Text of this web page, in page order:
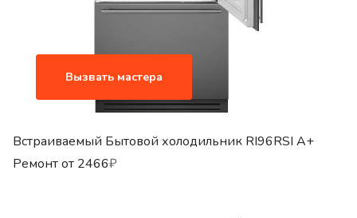
Вызвать мастера
Встраиваемый Бытовой холодильник RI96RSI A+
Ремонт от 2466₽